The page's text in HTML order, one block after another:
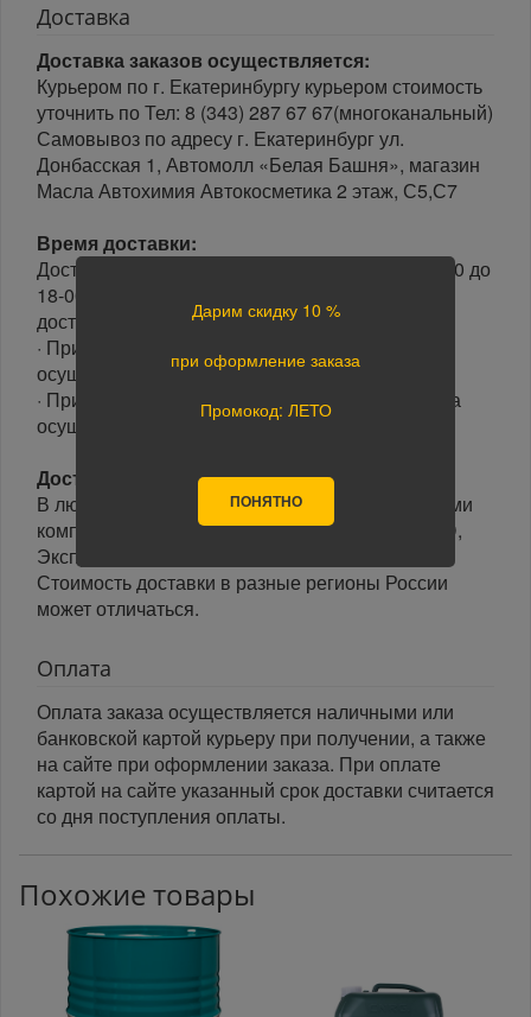
Доставка
Доставка заказов осуществляется:
Курьером по г. Екатеринбургу курьером стоимость
уточнить по Тел: 8 (343) 287 67 67(многоканальный)
Самовывоз по адресу г. Екатеринбург ул.
Донбасская 1, Автомолл «Белая Башня», магазин
Масла Автохимия Автокосметика 2 этаж, С5,С7
Время доставки:
Доставка осуществляется в рабочие дни с 10-00 до
18-00 часов. Минимальный интервал времени
доставки 3 часа.
· При оформлении заказа до 15-00, доставка
осуществляется в день заказа.
· При оформлении заказа после 15-00, доставка
осуществляется на следующий день.
Доставка по России:
В любой уголок России доставим транспортными
компаниями: Boxberry, Почта России, ПЭК, GTD,
Экспресс Авто, Луч, Яндекс.Доставка.
Стоимость доставки в разные регионы России
может отличаться.
Оплата
Оплата заказа осуществляется наличными или
банковской картой курьеру при получении, а также
на сайте при оформлении заказа. При оплате
картой на сайте указанный срок доставки считается
со дня поступления оплаты.
Похожие товары
Дарим скидку 10 %
при оформление заказа
Промокод: ЛЕТО
ПОНЯТНО